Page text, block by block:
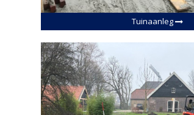
Tuinaanleg